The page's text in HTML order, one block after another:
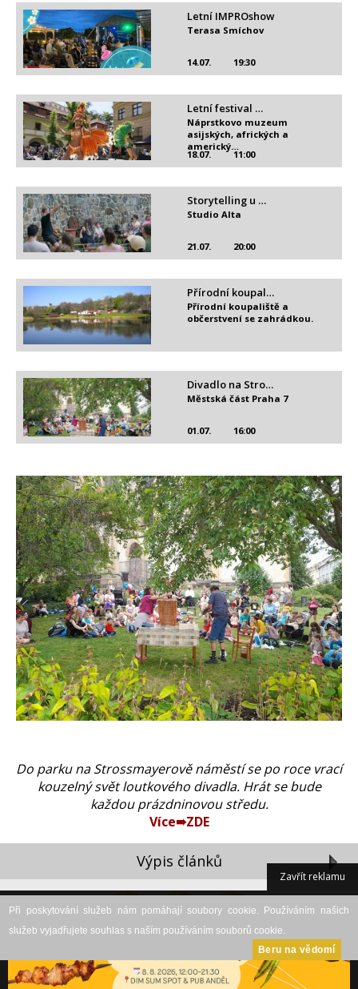
Při poskytování služeb nám pomáhají soubory cookie. Používáním našich
služeb vyjadřujete souhlas s naším používáním souborů cookie.
Beru na vědomí
Zavřít reklamu
Letní IMPROshow
14.07. 19:30
Terasa Smíchov
Letní festival …
18.07. 11:00
Náprstkovo muzeum
asijských, afrických a
americký…
Storytelling u …
21.07. 20:00
Studio Alta
Přírodní koupal…
Přírodní koupaliště a
občerstvení se zahrádkou.
Divadlo na Stro…
01.07. 16:00
Městská část Praha 7
Do parku na Strossmayerově náměstí se po roce vrací
kouzelný svět loutkového divadla. Hrát se bude
každou prázdninovou středu.
Více➠ZDE
Výpis článků
DESKTOP VERZE